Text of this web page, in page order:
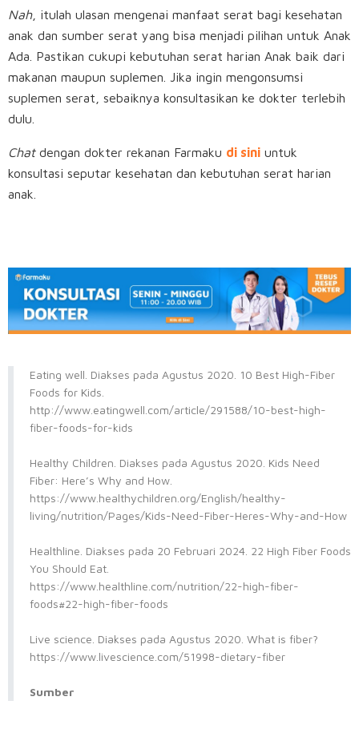
Nah, itulah ulasan mengenai manfaat serat bagi kesehatan
anak dan sumber serat yang bisa menjadi pilihan untuk Anak
Ada. Pastikan cukupi kebutuhan serat harian Anak baik dari
makanan maupun suplemen. Jika ingin mengonsumsi
suplemen serat, sebaiknya konsultasikan ke dokter terlebih
dulu.
Chat dengan dokter rekanan Farmaku di sini untuk
konsultasi seputar kesehatan dan kebutuhan serat harian
anak.
Eating well. Diakses pada Agustus 2020. 10 Best High-Fiber
Foods for Kids.
http://www.eatingwell.com/article/291588/10-best-high-
fiber-foods-for-kids
Healthy Children. Diakses pada Agustus 2020. Kids Need
Fiber: Here’s Why and How.
https://www.healthychildren.org/English/healthy-
living/nutrition/Pages/Kids-Need-Fiber-Heres-Why-and-How
Healthline. Diakses pada 20 Februari 2024. 22 High Fiber Foods
You Should Eat.
https://www.healthline.com/nutrition/22-high-fiber-
foods#22-high-fiber-foods
Live science. Diakses pada Agustus 2020. What is fiber?
https://www.livescience.com/51998-dietary-fiber
Sumber